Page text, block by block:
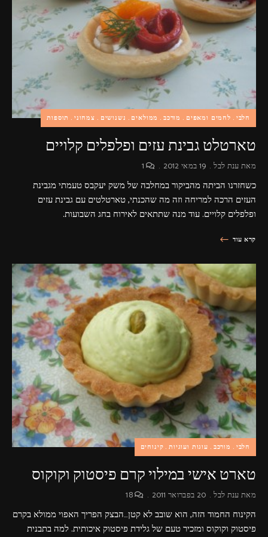
פרסומות,
מדיה
דיגיטלית
ועוד.
חלבי לחמים ומאפים מורכב ממולאים נשנושים צמחוני תוספות
טארטלט גבינת עזים ופלפלים קלויים
מאתענת לבל 19 במאי 2012 1
כשחזרנו הביתה מהביקור במחלבה של משק יעקבס טעמתי מגבינת
העזים הרכה למריחה וזה מה שהכנתי, טארטלטים עם גבינת עזים
ופלפלים קלויים. עוד מנה שתתאים לאירוח בחג השבועות.
קרא עוד
חלבי מורכב עוגות ועוגיות קינוחים
טארט אישי במילוי קרם פיסטוק וקוקוס
מאתענת לבל 20 בפברואר 2011 18
הקינוח החמוד הזה, הוא שובב לא קטן…הבצק הפריך האפוי ממולא בקרם
פיסטוק וקוקוס ומזכיר טעם של גלידת פיסטוק איכותית. למה בתבנית